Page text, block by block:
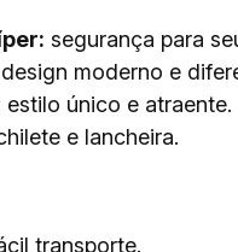
segurança para
design moderno e
estilo único e atraente.
e lancheira.
transporte.